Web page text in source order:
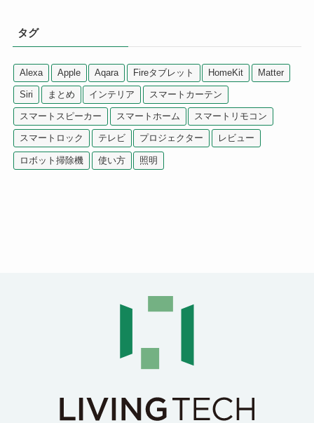
タグ
Alexa Apple Aqara Fireタブレット HomeKit Matter
Siri まとめ インテリア スマートカーテン
スマートスピーカー スマートホーム スマートリモコン
スマートロック テレビ プロジェクター レビュー
ロボット掃除機 使い方 照明